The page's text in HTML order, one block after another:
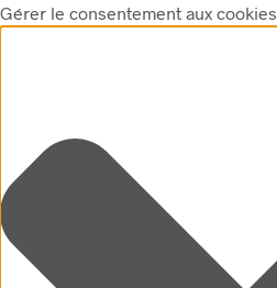
Gérer le consentement aux cookies